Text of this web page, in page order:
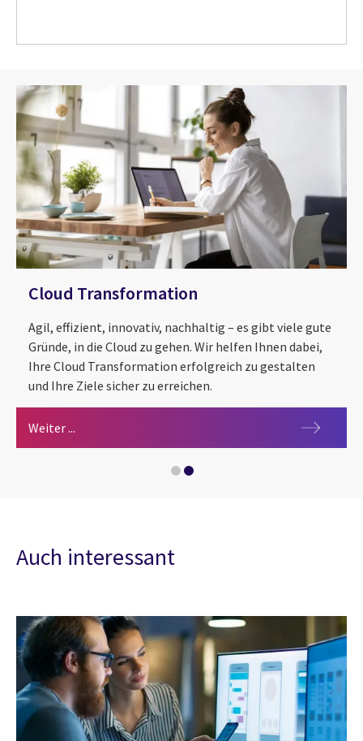
Telekommunikation
Cloud Transformation
Agil, effizient, innovativ, nachhaltig – es gibt viele gute
Gründe, in die ​Cloud zu gehen. Wir helfen Ihnen dabei,
Ihre Cloud Transformation ​erfolgreich zu gestalten
und Ihre Ziele sicher zu erreichen.
Weiter ...
Auch interessant